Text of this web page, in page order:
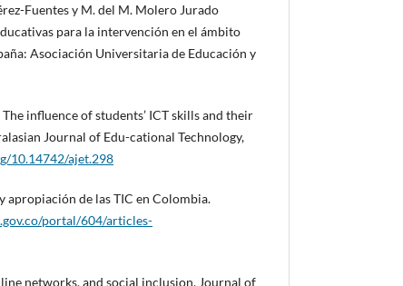
Fuentes y M. del M. Molero Jurado
para la intervención en el ámbito
Asociación Universitaria de Educación y
influence of students’ ICT skills and their
Journal of Edu-cational Technology,
10.14742/ajet.298
apropiación de las TIC en Colombia.
portal/604/articles-
networks, and social inclusion. Journal of